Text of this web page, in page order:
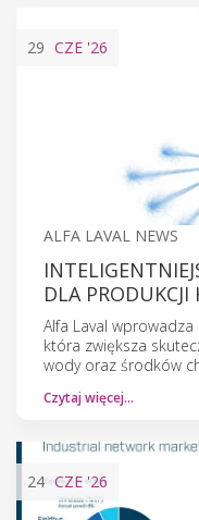
29 CZE '26
ALFA LAVAL NEWS
DLA PRODUKCJI
Alfa Laval
która zwiększa
wody oraz środków
Czytaj więcej…
24 CZE'26